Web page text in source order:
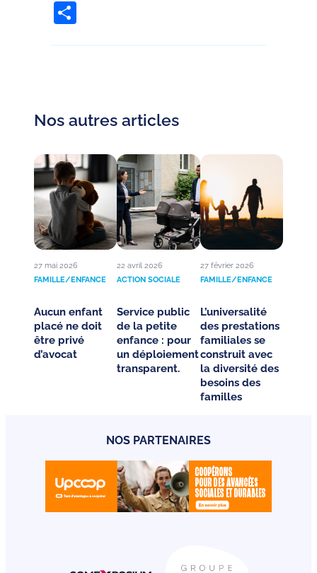
Nos autres articles
27 mai 2026
FAMILLE/ENFANCE
Aucun enfant
placé ne doit
être privé
d’avocat
22 avril 2026
ACTION SOCIALE
Service public
de la petite
enfance : pour
un déploiement
transparent.
27 février 2026
FAMILLE/ENFANCE
L’universalité
des prestations
familiales se
construit avec
la diversité des
besoins des
familles
NOS PARTENAIRES